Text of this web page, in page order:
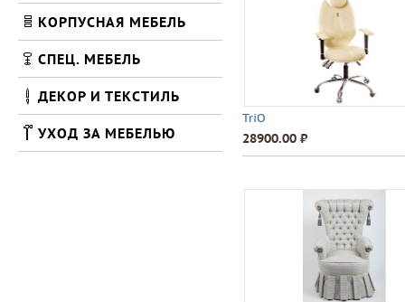
TriO
28900.00 ⃏
КОРПУСНАЯ МЕБЕЛЬ
СПЕЦ. МЕБЕЛЬ
ДЕКОР И ТЕКСТИЛЬ
УХОД ЗА МЕБЕЛЬЮ